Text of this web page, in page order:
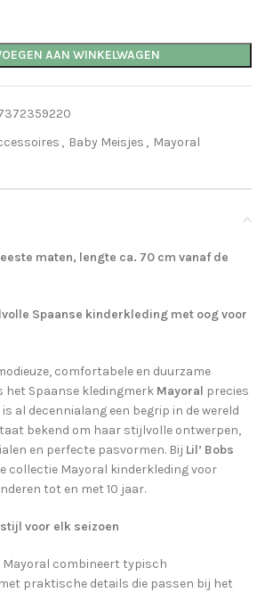
AAN WINKELWAGEN
, Baby Meisjes , Mayoral
maten, lengte ca. 70 cm vanaf de
Spaanse kinderkleding met oog voor
comfortabele en duurzame
het Spaanse kledingmerk Mayoral precies
al decennialang een begrip in de wereld
bekend om haar stijlvolle ontwerpen,
en perfecte pasvormen. Bij Lil’ Bobs
collectie Mayoral kinderkleding voor
tot en met 10 jaar.
voor elk seizoen
Mayoral combineert typisch
met praktische details die passen bij het